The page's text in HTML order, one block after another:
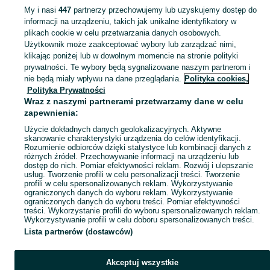
KATEGORIA
Sprzedaż kosiarek spalinowych Konin ▶️ Szeroki wybór nowoczesnych modeli i marek ✅ Nowe i używane w atrakcyjnych cenach ☝ Sprawdź oferty na OLX.pl! Zobacz
Mapa kategorii
Mapa miejscowości
Mapa ministron
Popularne wyszukiwania
My i nasi 447partnerzy przechowujemy lub uzyskujemy dostęp do
informacji na urządzeniu, takich jak unikalne identyfikatory w
plikach cookie w celu przetwarzania danych osobowych.
Użytkownik może zaakceptować wybory lub zarządzać nimi,
klikając poniżej lub w dowolnym momencie na stronie polityki
prywatności. Te wybory będą sygnalizowane naszym partnerom i
nie będą miały wpływu na dane przeglądania. Polityka cookies,
Polityka Prywatności
Wraz z naszymi partnerami przetwarzamy dane w celu
zapewnienia:
Użycie dokładnych danych geolokalizacyjnych. Aktywne
skanowanie charakterystyki urządzenia do celów identyfikacji.
Rozumienie odbiorców dzięki statystyce lub kombinacji danych z
różnych źródeł. Przechowywanie informacji na urządzeniu lub
dostęp do nich. Pomiar efektywności reklam. Rozwój i ulepszanie
usług. Tworzenie profili w celu personalizacji treści. Tworzenie
profili w celu spersonalizowanych reklam. Wykorzystywanie
ograniczonych danych do wyboru reklam. Wykorzystywanie
ograniczonych danych do wyboru treści. Pomiar efektywności
treści. Wykorzystanie profili do wyboru spersonalizowanych reklam.
Wykorzystywanie profili w celu doboru spersonalizowanych treści.
Lista partnerów (dostawców)
Akceptuj wszystkie